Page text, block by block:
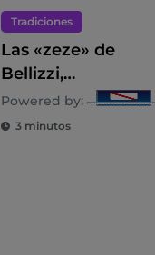
Tradiciones
Las «zeze» de
Bellizzi,
Montemiletto,
Cesinali y
Powered by:
3 minutos